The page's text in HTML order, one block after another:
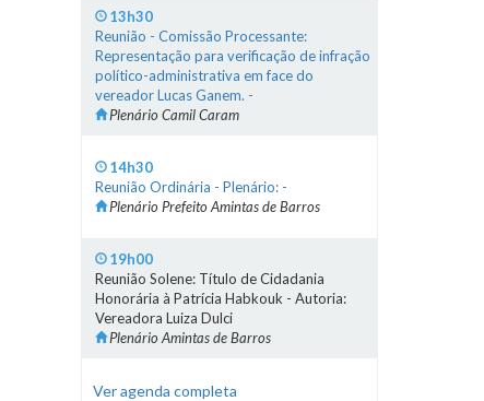
13h30
Reunião - Comissão Processante:
Representação para verificação de infração
político-administrativa em face do
vereador Lucas Ganem. -
Plenário Camil Caram
14h30
Reunião Ordinária - Plenário: -
Plenário Prefeito Amintas de Barros
19h00
Reunião Solene: Título de Cidadania
Honorária à Patrícia Habkouk - Autoria:
Vereadora Luiza Dulci
Plenário Amintas de Barros
Ver agenda completa